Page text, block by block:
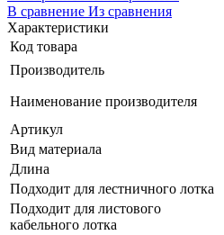
В сравнение Из сравнения
Характеристики
Код товара
Производитель
Наименование производителя
Артикул
Вид материала
Длина
Подходит для лестничного лотка
Подходит для листового
кабельного лотка